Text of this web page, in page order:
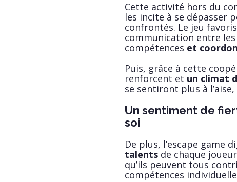
Cette activité hors du
les incite à se dépasser
confrontés. Le jeu
communication entre
compétences et
Puis, grâce à cette
renforcent et un climat
se sentiront plus à
Un sentiment de
soi
De plus, l’escape game
talents de chaque
qu’ils peuvent tous
compétences